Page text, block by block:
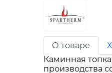
О товаре
Каминная
производства